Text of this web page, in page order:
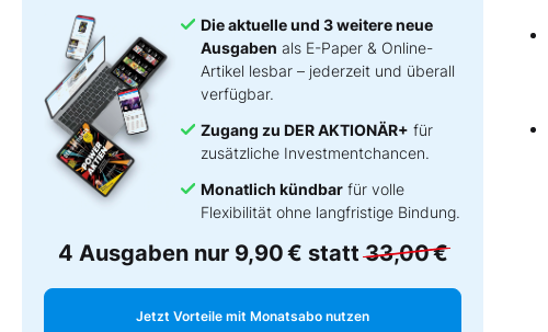
Die aktuelle und 3 weitere neue
Ausgaben als E-Paper & Online-
Artikel lesbar – jederzeit und überall
verfügbar.
Zugang zu DER AKTIONÄR+ für
zusätzliche Investmentchancen.
Monatlich kündbar für volle
Flexibilität ohne langfristige Bindung.
4 Ausgaben nur 9,90 € statt33,00 €
Jetzt Vorteile mit Monatsabo nutzen